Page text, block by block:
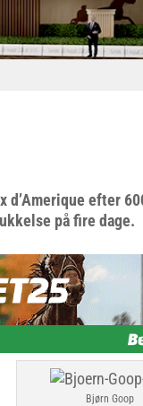
d’Amerique efter
på fire dage.
Bjørn Goop